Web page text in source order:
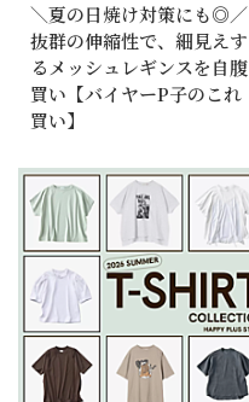
＼夏の日焼け対策にも◎／
抜群の伸縮性で、細見えす
るメッシュレギンスを自腹
買い【バイヤーP子のこれ
買い】